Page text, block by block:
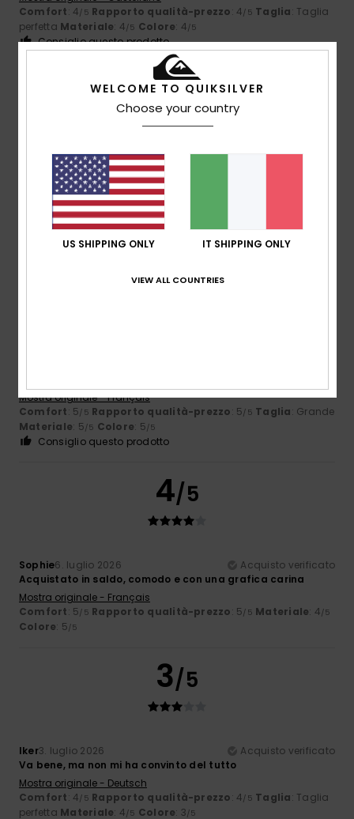
Comfort: 4/5 Rapporto qualità-prezzo: 4/5 Taglia: Taglia
perfetta Materiale: 4/5 Colore: 4/5
Consiglio questo prodotto
5/5
Jacqueline9. luglio 2026
Niente da dire
Mostra originale - Français
Comfort: 5/5 Rapporto qualità-prezzo
grandeMateriale: 5/5 Colore /5
Consiglio questo prodotto
5
Mostra originale - Français
Comfort: 5/5 Rapporto qualità-prezzo: 5/5 Taglia: Grande
Materiale: 5/5 Colore: 5/5
Consiglio questo prodotto
4/5
Sophie6. luglio 2026
Acquisto verificato
Acquistato in saldo, comodo e con una grafica carina
Mostra originale - Français
Comfort: 5/5 Rapporto qualità-prezzo: 5/5 Materiale: 4/5
Colore: 5/5
3/5
Iker3. luglio 2026
Acquisto verificato
Va bene, ma non mi ha convinto del tutto
Mostra originale - Deutsch
Comfort: 4/5 Rapporto qualità-prezzo: 4/5 Taglia: Taglia
perfetta Materiale: 4/5 Colore: 3/5
WELCOME TO QUIKSILVER
Choose your country
US SHIPPING ONLY IT SHIPPING ONLY
VIEW ALL COUNTRIES